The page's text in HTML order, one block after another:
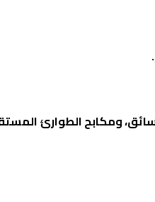
.
ومكابح الطوارئ